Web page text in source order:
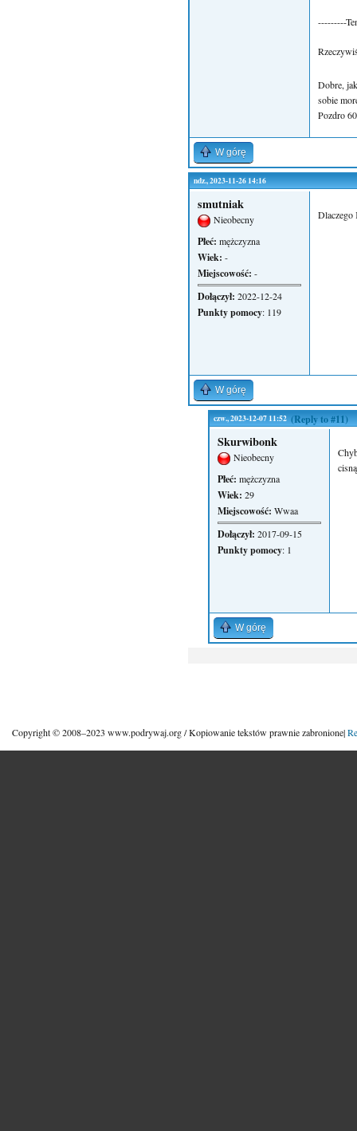
---------
Dobre,
sobie
Pozdro
W górę
ndz., 2023-11-26 14:16
smutniak
Nieobecny
Płeć: mężczyzna
Wiek: -
Miejscowość: -
Dołączył: 2022-12-24
Punkty pomocy: 119
Dlaczego
W górę
czw., 2023-12-07 11:52 (Reply to #11)
Skurwibonk
Nieobecny
Płeć: mężczyzna
Wiek: 29
Miejscowość: Wwaa
Dołączył: 2017-09-15
Punkty pomocy: 1
W górę
Copyright © 2008–2023 www.podrywaj.org / Kopiowanie tekstów prawnie zabronione|